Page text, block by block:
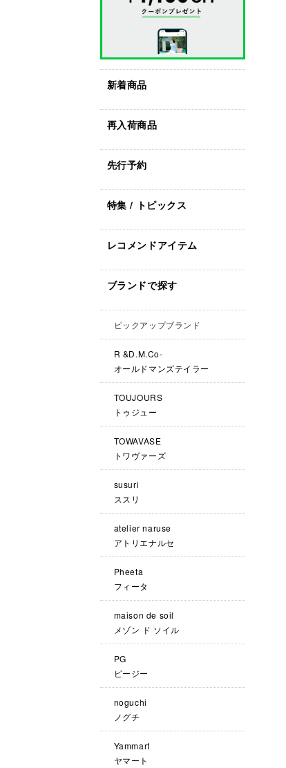
新着商品
再入荷商品
先行予約
特集 / トピックス
レコメンドアイテム
ブランドで探す
ピックアップブランド
R &D.M.Co-
オールドマンズテイラー
TOUJOURS
トゥジュー
TOWAVASE
トワヴァーズ
susuri
ススリ
atelier naruse
アトリエナルセ
Pheeta
フィータ
maison de soil
メゾン ド ソイル
PG
ピージー
noguchi
ノグチ
Yammart
ヤマート